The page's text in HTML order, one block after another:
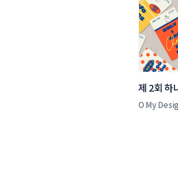
제 2회
공모전
O My